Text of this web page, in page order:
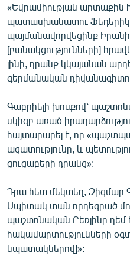
English
Русский
ՀԵՏԵՎԵՔ ՄԵԶ
«Ազատության» բոլոր
«Եվրամիության արտաքին
պատասխանատու
պայմանավորվեցինք
[բանակցությունների]
լինի, դրանք կկայանան
գերմանական
Գաբրիելի խոսքով՝
սկիզբ առած
հայտարարել է, որ
ազատությունը, և
ցուցաբերի դրանց»:
Դրա հետ մեկտեղ, Զիգմար
Սպիտակ տան որդեգրած
պաշտոնական Բեռլինը դեմ
հակամարտությունների
նպատակներով]»: